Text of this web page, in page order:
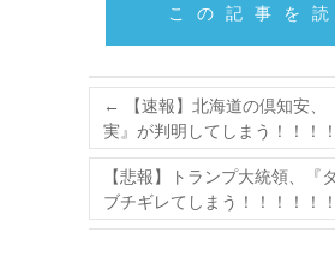
この記事を
←
【速報】北海道の倶知安、
実』が判明してしまう！！！
【悲報】トランプ大統領、『
ブチギレてしまう！！！！！！